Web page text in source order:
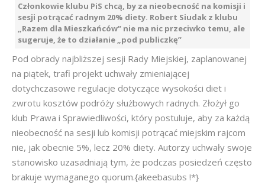
Członkowie klubu PiS chcą, by za nieobecność na komisji i
sesji potrącać radnym 20% diety. Robert Siudak z klubu
„Razem dla Mieszkańców” nie ma nic przeciwko temu, ale
sugeruje, że to działanie „pod publiczkę”
Pod obrady najbliższej sesji Rady Miejskiej, zaplanowanej
na piątek, trafi projekt uchwały zmieniającej
dotychczasowe regulacje dotyczące wysokości diet i
zwrotu kosztów podróży służbowych radnych. Złożył go
klub Prawa i Sprawiedliwości, który postuluje, aby za każdą
nieobecność na sesji lub komisji potrącać miejskim rajcom
nie, jak obecnie 5%, lecz 20% diety. Autorzy uchwały swoje
stanowisko uzasadniają tym, że podczas posiedzeń często
brakuje wymaganego quorum.{akeebasubs !*}